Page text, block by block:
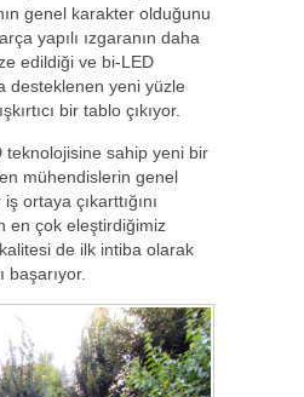
genel karakter olduğunu
yapılı ızgaranın daha
edildiği ve bi-LED
desteklenen yeni yüzle
bir tablo çıkıyor.
teknolojisine sahip yeni bir
mühendislerin genel
ortaya çıkarttığını
en çok eleştirdiğimiz
de ilk intiba olarak
başarıyor.